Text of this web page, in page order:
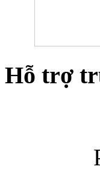
Hỗ trợ